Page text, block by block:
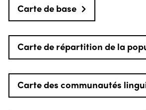
Carte de base
Carte de répartition de la
Carte des communautés